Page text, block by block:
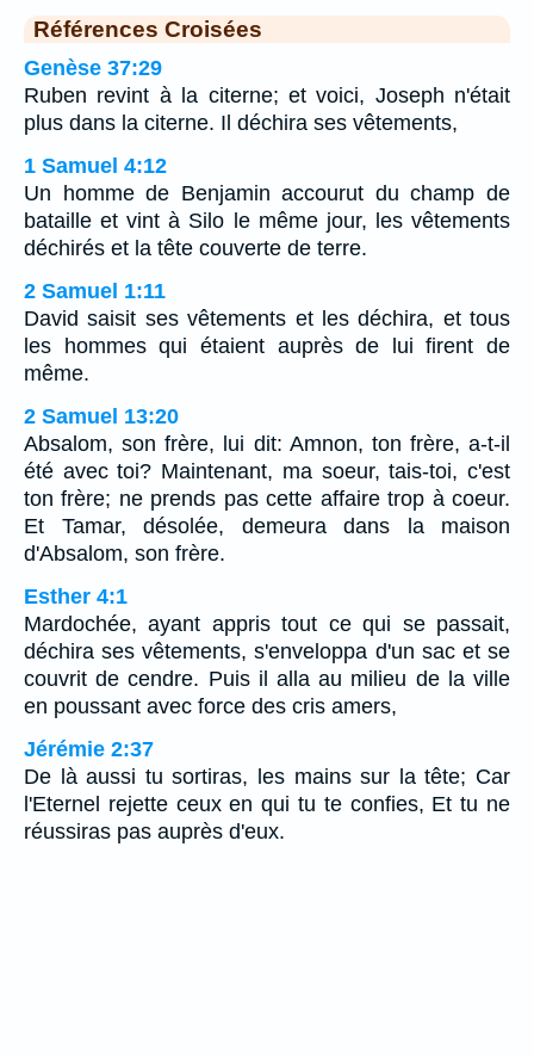
Références Croisées
Genèse 37:29
Ruben revint à la citerne; et voici, Joseph n'était
plus dans la citerne. Il déchira ses vêtements,
1 Samuel 4:12
Un homme de Benjamin accourut du champ de
bataille et vint à Silo le même jour, les vêtements
déchirés et la tête couverte de terre.
2 Samuel 1:11
David saisit ses vêtements et les déchira, et tous
les hommes qui étaient auprès de lui firent de
même.
2 Samuel 13:20
Absalom, son frère, lui dit: Amnon, ton frère, a-t-il
été avec toi? Maintenant, ma soeur, tais-toi, c'est
ton frère; ne prends pas cette affaire trop à coeur.
Et Tamar, désolée, demeura dans la maison
d'Absalom, son frère.
Esther 4:1
Mardochée, ayant appris tout ce qui se passait,
déchira ses vêtements, s'enveloppa d'un sac et se
couvrit de cendre. Puis il alla au milieu de la ville
en poussant avec force des cris amers,
Jérémie 2:37
De là aussi tu sortiras, les mains sur la tête; Car
l'Eternel rejette ceux en qui tu te confies, Et tu ne
réussiras pas auprès d'eux.